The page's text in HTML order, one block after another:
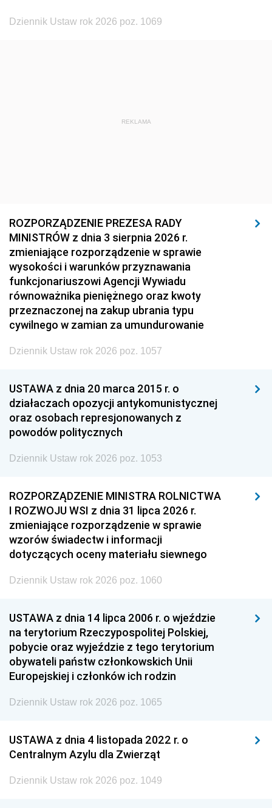
1923 1922
Dziennik Ustaw rok 2026 poz. 1069
REKLAMA
ROZPORZĄDZENIE PREZESA RADY
MINISTRÓW z dnia 3 sierpnia 2026 r.
zmieniające rozporządzenie w sprawie
wysokości i warunków przyznawania
funkcjonariuszowi Agencji Wywiadu
równoważnika pieniężnego oraz kwoty
przeznaczonej na zakup ubrania typu
cywilnego w zamian za umundurowanie
Dziennik Ustaw rok 2026 poz. 1057
USTAWA z dnia 20 marca 2015 r. o
działaczach opozycji antykomunistycznej
oraz osobach represjonowanych z
powodów politycznych
Dziennik Ustaw rok 2026 poz. 1053
ROZPORZĄDZENIE MINISTRA ROLNICTWA
I ROZWOJU WSI z dnia 31 lipca 2026 r.
zmieniające rozporządzenie w sprawie
wzorów świadectw i informacji
dotyczących oceny materiału siewnego
Dziennik Ustaw rok 2026 poz. 1060
USTAWA z dnia 14 lipca 2006 r. o wjeździe
na terytorium Rzeczypospolitej Polskiej,
pobycie oraz wyjeździe z tego terytorium
obywateli państw członkowskich Unii
Europejskiej i członków ich rodzin
Dziennik Ustaw rok 2026 poz. 1065
USTAWA z dnia 4 listopada 2022 r. o
Centralnym Azylu dla Zwierząt
Dziennik Ustaw rok 2026 poz. 1049